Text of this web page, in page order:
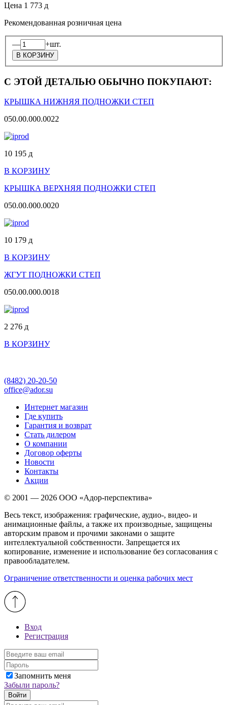
Цена 1 773 д
Рекомендованная розничная цена
— +шт.
С ЭТОЙ ДЕТАЛЬЮ ОБЫЧНО ПОКУПАЮТ:
КРЫШКА НИЖНЯЯ ПОДНОЖКИ СТЕП
050.00.000.0022
10 195 д
В КОРЗИНУ
КРЫШКА ВЕРХНЯЯ ПОДНОЖКИ СТЕП
050.00.000.0020
10 179 д
В КОРЗИНУ
ЖГУТ ПОДНОЖКИ СТЕП
050.00.000.0018
2 276 д
В КОРЗИНУ
(8482) 20-20-50
office@ador.su
Интернет магазин
Где купить
Гарантия и возврат
Стать дилером
О компании
Договор оферты
Новости
Контакты
Акции
© 2001 — 2026 ООО «Адор-перспектива»
Весь текст, изображения: графические, аудио-, видео- и
анимационные файлы, а также их производные, защищены
авторским правом и прочими законами о защите
интеллектуальной собственности. Запрещается их
копирование, изменение и использование без согласования с
правообладателем.
Ограничение ответственности и оценка рабочих мест
Вход
Регистрация
Запомнить меня
Забыли пароль?